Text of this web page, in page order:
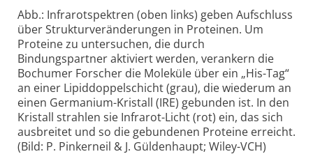
Abb.: Infrarotspektren (oben links) geben Aufschluss
über Strukturveränderungen in Proteinen. Um
Proteine zu untersuchen, die durch
Bindungspartner aktiviert werden, verankern die
Bochumer Forscher die Moleküle über ein „His-Tag“
an einer Lipiddoppelschicht (grau), die wiederum an
einen Germanium-Kristall (IRE) gebunden ist. In den
Kristall strahlen sie Infrarot-Licht (rot) ein, das sich
ausbreitet und so die gebundenen Proteine erreicht.
(Bild: P. Pinkerneil & J. Güldenhaupt; Wiley-VCH)